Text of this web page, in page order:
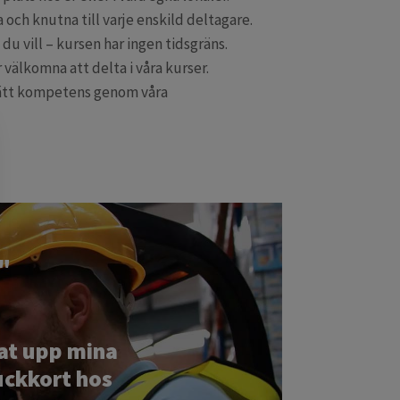
och knutna till varje enskild deltagare.
vill – kursen har ingen tidsgräns.
välkomna att delta i våra kurser.
kompetens genom våra
upp mina
hos